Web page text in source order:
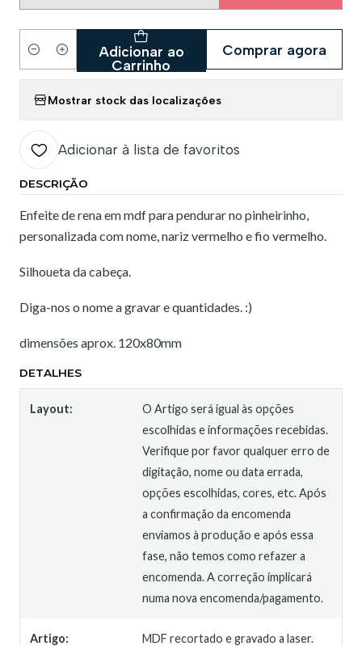
Quantidade
Adicionar ao
Carrinho
Comprar agora
Mostrar stock das localizações
Adicionar à lista de favoritos
DESCRIÇÃO
Enfeite de rena em mdf para pendurar no pinheirinho,
personalizada com nome, nariz vermelho e fio vermelho.
Silhoueta da cabeça.
Diga-nos o nome a gravar e quantidades. :)
dimensões aprox. 120x80mm
DETALHES
Layout:
O Artigo será igual às opções
escolhidas e informações recebidas.
Verifique por favor qualquer erro de
digitação, nome ou data errada,
opções escolhidas, cores, etc. Após
a confirmação da encomenda
enviamos à produção e após essa
fase, não temos como refazer a
encomenda. A correção implicará
numa nova encomenda/pagamento.
Artigo:
MDF recortado e gravado a laser.